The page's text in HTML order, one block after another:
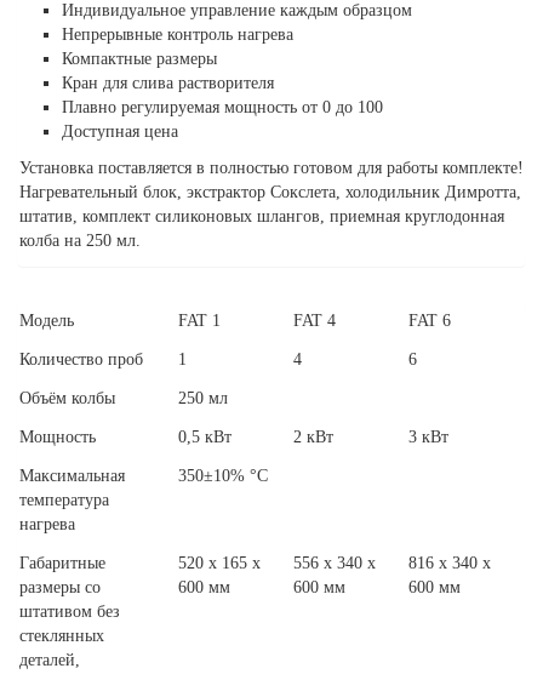
Индивидуальное управление каждым образцом
Непрерывные контроль нагрева
Компактные размеры
Кран для слива растворителя
Плавно регулируемая мощность от 0 до 100
Доступная цена
Установка поставляется в полностью готовом для работы комплекте!
Нагревательный блок, экстрактор Сокслета, холодильник Димротта,
штатив, комплект силиконовых шлангов, приемная круглодонная
колба на 250 мл.
Модель FAT 1 FAT 4 FAT 6
Количество проб 1 4 6
Объём колбы 250 мл
Мощность 0,5 кВт 2 кВт 3 кВт
Максимальная
температура
нагрева
350±10% °С
Габаритные
размеры со
штативом без
стеклянных
деталей,
520 x 165 x
600 мм
556 х 340 х
600 мм
816 х 340 х
600 мм